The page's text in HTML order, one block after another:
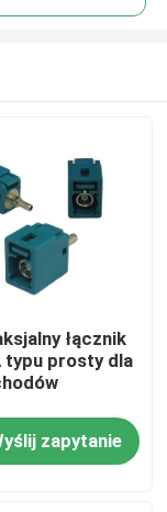
łącznik
typu prosty dla
zapytanie